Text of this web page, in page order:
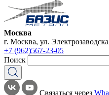
Москва
г. Москва, ул.
+7 (962)567-23-05
Поиск
Связаться через